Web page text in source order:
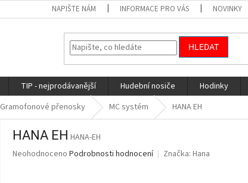
NAPIŠTE NÁM INFORMACE PRO VÁS NOVINKY
HLEDAT
TIP - nejprodávanější Hudební nosiče Hodinky
Gramofonové přenosky MC systém HANA EH
HANA EH HANA-EH
Průměrné
Neohodnoceno Podrobnosti hodnocení Značka: Hana